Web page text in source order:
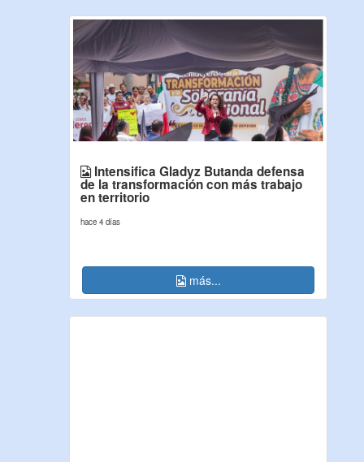
Intensifica Gladyz Butanda defensa
de la transformación con más trabajo
en territorio
hace 4 días
más...